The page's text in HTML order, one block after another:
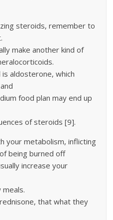
steroids, remember to
make another kind of
aldosterone, which
food plan may end up
of steroids [9].
your metabolism, inflicting
being burned off
increase your
that what they